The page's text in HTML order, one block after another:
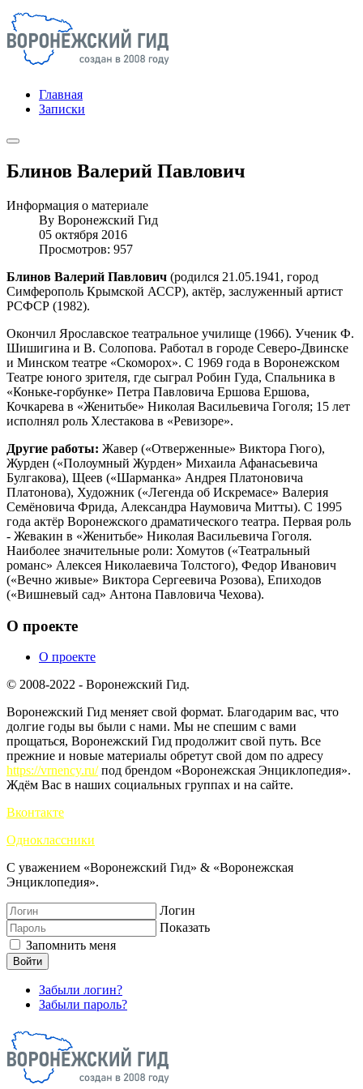
Главная
Записки
Блинов Валерий Павлович
Информация о материале
By Воронежский Гид
05 октября 2016
Просмотров: 957
Блинов Валерий Павлович (родился 21.05.1941, город
Симферополь Крымской АССР), актёр, заслуженный артист
РСФСР (1982).
Окончил Ярославское театральное училище (1966). Ученик Ф.
Шишигина и В. Солопова. Работал в городе Северо-Двинске
и Минском театре «Скоморох». С 1969 года в Воронежском
Театре юного зрителя, где сыграл Робин Гуда, Спальника в
«Коньке-горбунке» Петра Павловича Ершова Ершова,
Кочкарева в «Женитьбе» Николая Васильевича Гоголя; 15 лет
исполнял роль Хлестакова в «Ревизоре».
Другие работы: Жавер («Отверженные» Виктора Гюго),
Журден («Полоумный Журден» Михаила Афанасьевича
Булгакова), Щеев («Шарманка» Андрея Платоновича
Платонова), Художник («Легенда об Искремасе» Валерия
Семёновича Фрида, Александра Наумовича Митты). С 1995
года актёр Воронежского драматического театра. Первая роль
- Жевакин в «Женитьбе» Николая Васильевича Гоголя.
Наиболее значительные роли: Хомутов («Театральный
романс» Алексея Николаевича Толстого), Федор Иванович
(«Вечно живые» Виктора Сергеевича Розова), Епиходов
(«Вишневый сад» Антона Павловича Чехова).
О проекте
О проекте
© 2008-2022 - Воронежский Гид.
Воронежский Гид меняет свой формат. Благодарим вас, что
долгие годы вы были с нами. Мы не спешим с вами
прощаться, Воронежский Гид продолжит свой путь. Все
прежние и новые материалы обретут свой дом по адресу
https://vrnency.ru/под брендом «Воронежская Энциклопедия».
Ждём Вас в наших социальных группах и на сайте.
Вконтакте
Одноклассники
С уважением «Воронежский Гид» & «Воронежская
Энциклопедия».
Логин
Показать
Запомнить меня
Войти
Забыли логин?
Забыли пароль?